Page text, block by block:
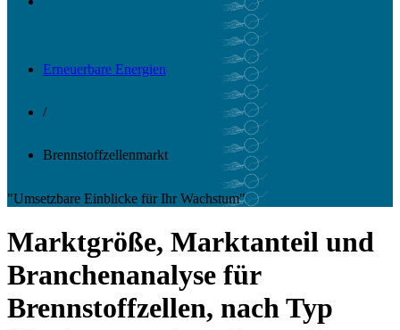
Erneuerbare Energien
/
Brennstoffzellenmarkt
"Umsetzbare Einblicke für Ihr Wachstum"
Marktgröße, Marktanteil und
Branchenanalyse für
Brennstoffzellen, nach Typ